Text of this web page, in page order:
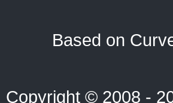
Based on
Copyright © 2008 -